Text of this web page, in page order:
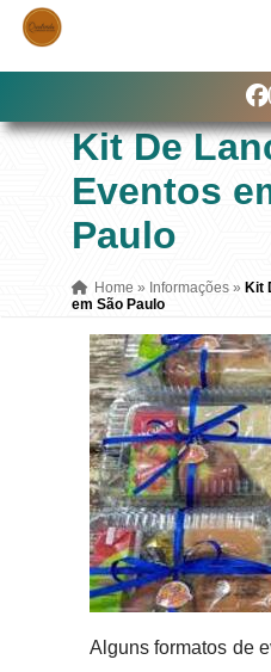
Kit De
Eventos
Paulo
Home » Informações » Kit
em São Paulo
Alguns formatos de